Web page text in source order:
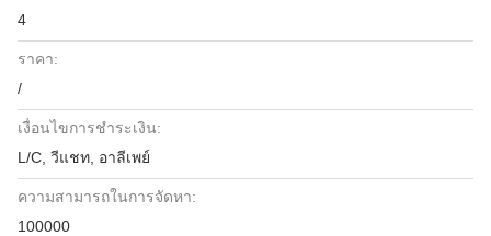
4
ราคา:
/
เงื่อนไขการชำระเงิน:
L/C, วีแชท, อาลีเพย์
ความสามารถในการจัดหา:
100000